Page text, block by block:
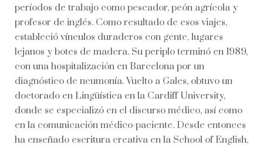
períodos de trabajo como pescador, peón agrícola y
profesor de inglés. Como resultado de esos viajes,
estableció vínculos duraderos con gente, lugares
lejanos y botes de madera. Su periplo terminó en 1989,
con una hospitalización en Barcelona por un
diagnóstico de neumonía. Vuelto a Gales, obtuvo un
doctorado en Lingüística en la Cardiff University,
donde se especializó en el discurso médico, así como
en la comunicación médico-paciente. Desde entonces
ha enseñado escritura creativa en la School of English,